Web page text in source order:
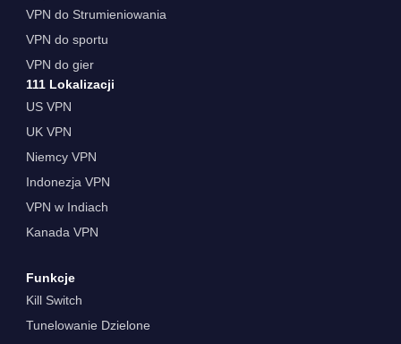
VPN do Strumieniowania
VPN do sportu
VPN do gier
111 Lokalizacji
US VPN
UK VPN
Niemcy VPN
Indonezja VPN
VPN w Indiach
Kanada VPN
Funkcje
Kill Switch
Tunelowanie Dzielone